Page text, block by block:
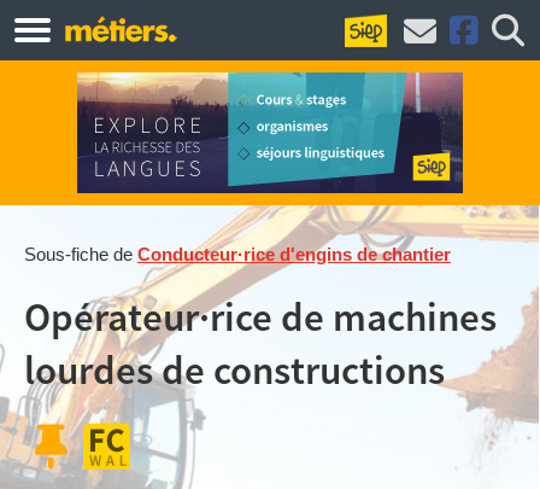
Sous-fiche de Conducteur·rice d'engins de chantier
Opérateur·rice de machines
lourdes de constructions